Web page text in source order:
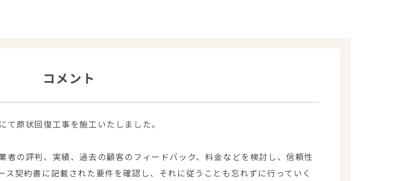
コメント
原状回復工事を施工いたしました。
者の評判、実績、過去の顧客のフィードバック、料金などを検討し、信頼性
契約書に記載された要件を確認し、それに従うことも忘れずに行っていく